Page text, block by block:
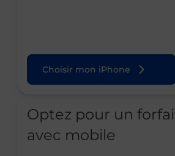
Choisir mon iPhone
Optez pour un
avec mobile